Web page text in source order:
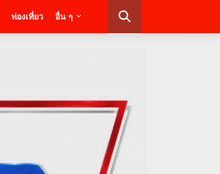
ท่องเที่ยว อื่น ๆ